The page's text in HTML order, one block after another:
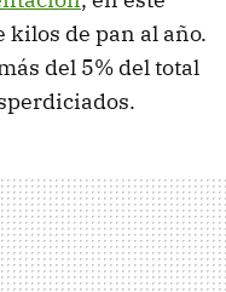
de pan al año.
del 5% del total